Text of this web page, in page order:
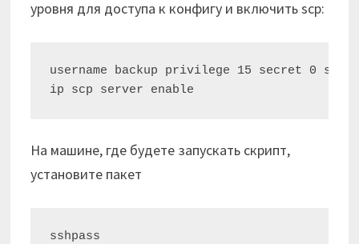
уровня для доступа к конфигу и включить scp:
username backup privilege 15 secret 0
ip scp server enable
На машине, где будете запускать скрипт,
установите пакет
sshpass